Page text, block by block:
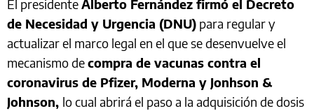
El presidenteAlberto Fernández firmó el Decreto
de Necesidad y Urgencia (DNU) para regular y
actualizar el marco legal en el que se desenvuelve el
mecanismo decompra de vacunas contra el
coronavirus de Pfizer, Moderna y Jonhson &
Johnson, lo cual abrirá el paso a la adquisición de dosis